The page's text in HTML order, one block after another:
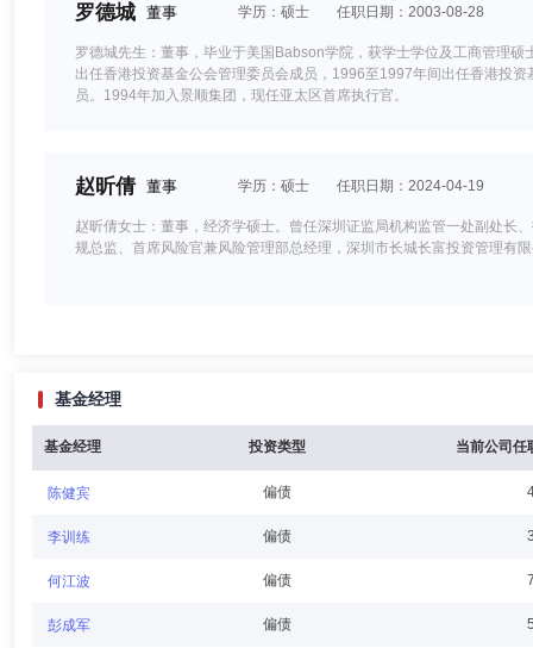
罗德城 董事 学历：硕士 任职日期：2003-08-28
罗德城先生：董事，毕业于美国Babson学院，获学士学位及工商管理
出任香港投资基金公会管理委员会成员，1996至1997年间出任香港投
员。1994年加入景顺集团，现任亚太区首席执行官。
赵昕倩 董事 学历：硕士 任职日期：2024-04-19
赵昕倩女士：董事，经济学硕士。曾任深圳证监局机构监管一处副处长
规总监、首席风险官兼风险管理部总经理，深圳市长城长富投资管理有
康乐先生：董事、总经理、财务负责人，经济学硕士。曾任中国人寿资
席代表，中国国际金融有限公司销售交易部副总经理。2011年7月加入
伍同明 学历：本科
伍同明先生：独立董事，文学学士。香港会计师公会会员（HKICPA）
基金经理
基金经理 投资类型 当前公司任
陈健宾 偏债
李训练 偏债
何江波 偏债
彭成军 偏债